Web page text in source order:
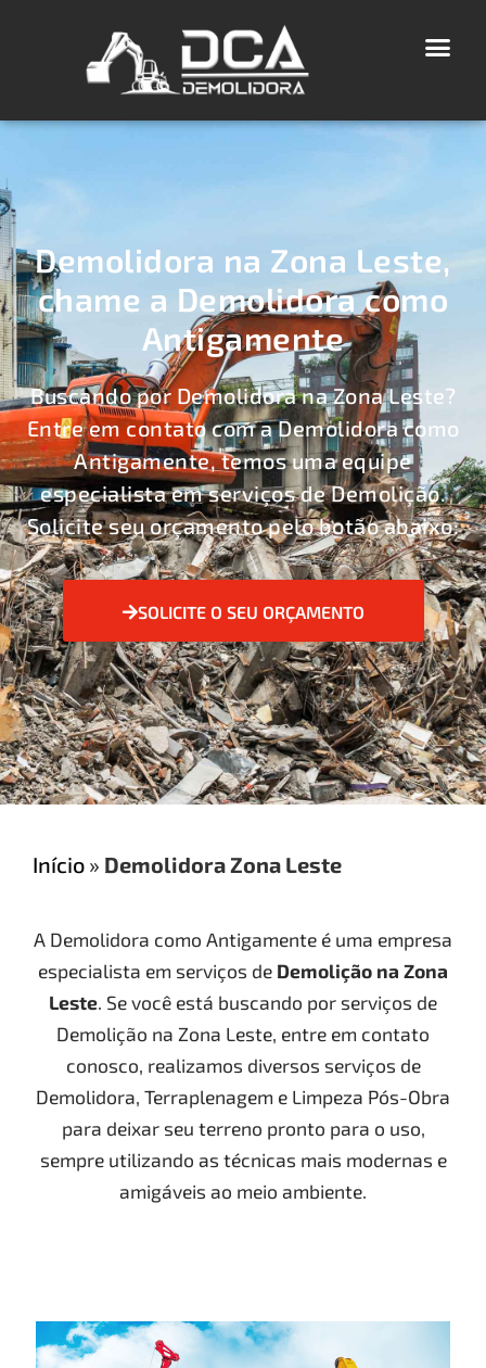
Demolidora na Zona Leste,
chame a Demolidora como
Antigamente
Buscando por Demolidora na Zona Leste?
Entre em contato com a Demolidora como
Antigamente, temos uma equipe
especialista em serviços de Demolição.
Solicite seu orçamento pelo botão abaixo:
SOLICITE O SEU ORÇAMENTO
Início » Demolidora Zona Leste
A Demolidora como Antigamente é uma empresa
especialista em serviços de Demolição na Zona
Leste. Se você está buscando por serviços de
Demolição na Zona Leste, entre em contato
conosco, realizamos diversos serviços de
Demolidora, Terraplenagem e Limpeza Pós-Obra
para deixar seu terreno pronto para o uso,
sempre utilizando as técnicas mais modernas e
amigáveis ao meio ambiente.